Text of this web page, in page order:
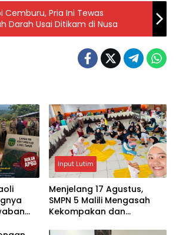
Cemburu, Pria Ini Tewas
Darah Usai Ditikam di Nusa
Input Lutim
Menjelang 17 Agustus,
SMPN 5 Malili Mengasah
Kekompakan dan